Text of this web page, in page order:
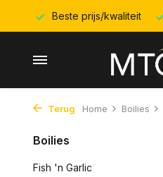
Beste prijs/kwaliteit
Terug Home Boilies
Boilies
Fish 'n Garlic